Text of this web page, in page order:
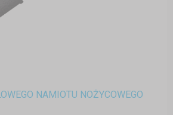
NAMIOTU NOŻYCOWEGO